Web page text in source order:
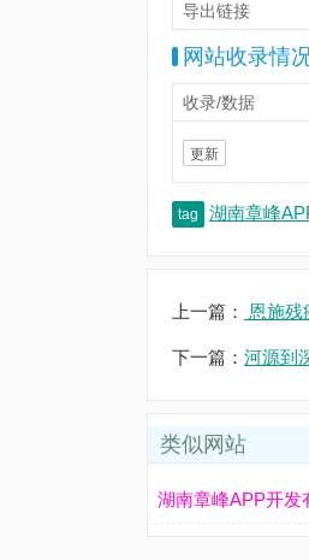
导出链接
网站收录情
收录/数据
更新
tag 湖南章峰
上一篇： 恩施残
下一篇： 河源到
类似网站
湖南章峰APP开发